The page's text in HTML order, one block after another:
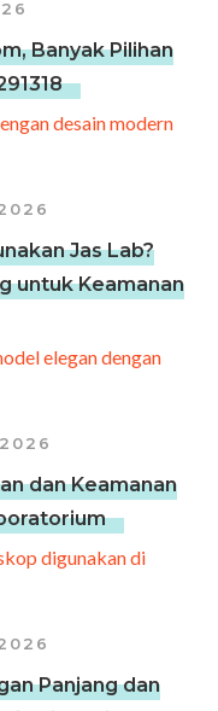
Banyak Pilihan
Jas Lab?
untuk Keamanan
dan Keamanan
Panjang dan